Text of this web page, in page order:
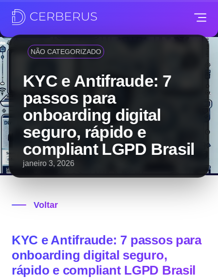
NÃO CATEGORIZADO
KYC e Antifraude: 7
passos para
onboarding digital
seguro, rápido e
compliant LGPD Brasil
janeiro 3, 2026
Voltar
KYC e Antifraude: 7 passos para
onboarding digital seguro,
rápido e compliant LGPD Brasil